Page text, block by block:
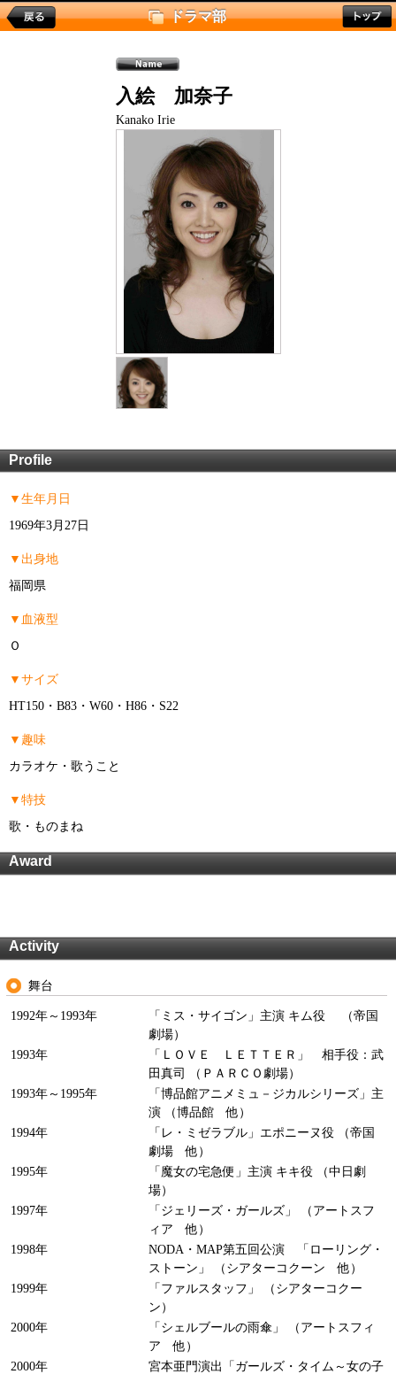
ドラマ部
Profile
▼生年月日
1969年3月27日
▼出身地
福岡県
▼血液型
Ｏ
▼サイズ
HT150・B83・W60・H86・S22
▼趣味
カラオケ・歌うこと
▼特技
歌・ものまね
入絵 加奈子
Kanako Irie
Award
Activity
舞台
1992年～1993年
「ミス・サイゴン」主演 キム役 （帝国
劇場）
1993年
「ＬＯＶＥ ＬＥＴＴＥＲ」 相手役：武
田真司 （ＰＡＲＣＯ劇場）
1993年～1995年
「博品館アニメミュ－ジカルシリーズ」主
演 （博品館 他）
1994年
「レ・ミゼラブル」エポニーヌ役 （帝国
劇場 他）
1995年
「魔女の宅急便」主演 キキ役 （中日劇
場）
1997年
「ジェリーズ・ガールズ」 （アートスフ
ィア 他）
1998年
NODA・MAP第五回公演 「ローリング・
ストーン」 （シアターコクーン 他）
1999年
「ファルスタッフ」 （シアターコクー
ン）
2000年
「シェルブールの雨傘」 （アートスフィ
ア 他）
2000年
宮本亜門演出「ガールズ・タイム～女の子